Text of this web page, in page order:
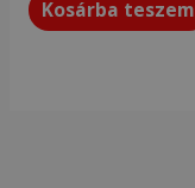
Kosárba teszem